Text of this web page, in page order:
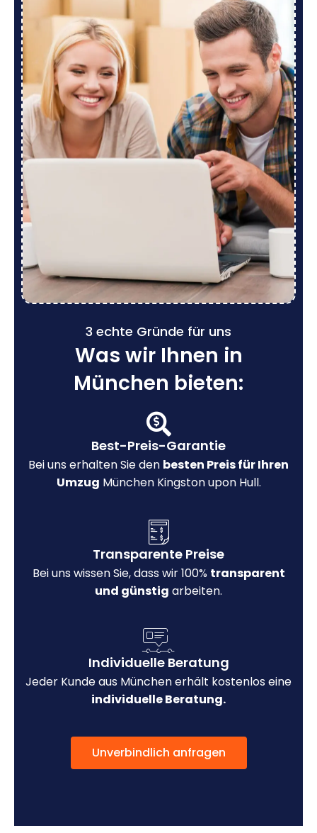
3 echte Gründe für uns
Was wir Ihnen in
München bieten:
Best-Preis-Garantie
Bei uns erhalten Sie den besten Preis für Ihren
Umzug München Kingston upon Hull.
Transparente Preise
Bei uns wissen Sie, dass wir 100% transparent
und günstig arbeiten.
Individuelle Beratung
Jeder Kunde aus München erhält kostenlos eine
individuelle Beratung.
Unverbindlich anfragen